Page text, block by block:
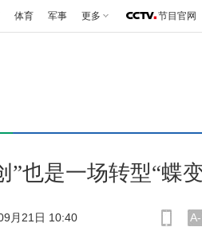
体育 军事 更多 节目官网
”也是一场转型“蝶
月21日 10:40 A-